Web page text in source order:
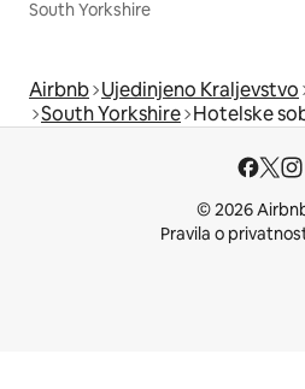
South Yorkshire
Airbnb Ujedinjeno Kraljevstvo
South Yorkshire Hotelske
© 2026
Pravila o